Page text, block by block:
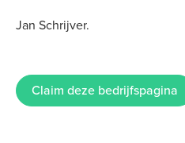
Jan Schrijver.
Claim deze bedrijfspagina